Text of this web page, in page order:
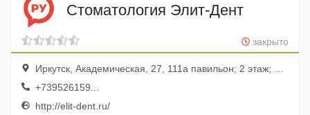
Стоматология Элит-Дент
закрыто
Иркутск, Академическая, 27, 111а павильон; 2 этаж; ТЦ Южный
+739526159...
http://elit-dent.ru/